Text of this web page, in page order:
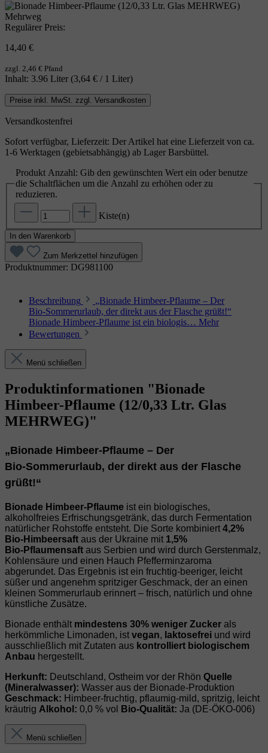
Mehrweg
Regulärer Preis:
14,40 €
zzgl. 2,46 € Pfand
Inhalt: 3.96 Liter (3,64 € / 1 Liter)
Preise inkl. MwSt. zzgl. Versandkosten
Versandkostenfrei
Sofort verfügbar, Lieferzeit: Der Artikel hat eine Lieferzeit von ca.
1-6 Werktagen (gebietsabhängig) ab Lager Barsbüttel.
Produkt Anzahl: Gib den gewünschten Wert ein oder benutze
die Schaltflächen um die Anzahl zu erhöhen oder zu
reduzieren.
Kiste(n)
In den Warenkorb
Zum Merkzettel hinzufügen
Produktnummer: DG981100
Beschreibung
„Bionade Himbeer‑Pflaume – Der
Bio‑Sommerurlaub, der direkt aus der Flasche grüßt!“
Bionade Himbeer‑Pflaume ist ein biologis… Mehr
Bewertungen
Menü schließen
Produktinformationen "Bionade
Himbeer-Pflaume (12/0,33 Ltr. Glas
MEHRWEG)"
„Bionade Himbeer‑Pflaume – Der
Bio‑Sommerurlaub, der direkt aus der Flasche
grüßt!“
Bionade Himbeer‑Pflaume ist ein biologisches,
alkoholfreies Erfrischungsgetränk, das durch Fermentation
natürlicher Rohstoffe entsteht. Die Sorte kombiniert 4,2%
Bio‑Himbeersaft aus der Ukraine mit 1,5%
Bio‑Pflaumensaft aus Serbien und wird durch Gerstenmalz,
Kohlensäure und einen Hauch Pfefferminzaroma
abgerundet. Das Ergebnis ist ein fruchtig‑beeriger, leicht
süßer und angenehm spritziger Geschmack, der an einen
kleinen Sommerurlaub erinnert – frisch, natürlich und ohne
künstliche Zusätze.
Bionade enthält mindestens 30% weniger Zucker als
herkömmliche Limonaden, ist vegan, laktosefrei und wird
ausschließlich mit Zutaten aus kontrolliert biologischem
Anbau hergestellt.
Herkunft: Deutschland, Ostheim vor der Rhön Quelle
(Mineralwasser): Wasser aus der Bionade‑Produktion
Geschmack: Himbeer‑fruchtig, pflaumig‑mild, spritzig, leicht
kräutrig Alkohol: 0,0 % vol Bio‑Qualität: Ja (DE‑ÖKO‑006)
Menü schließen